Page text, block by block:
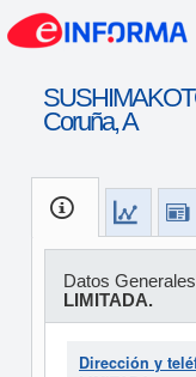
Coruña, A
Datos
LIMITADA.
Dirección y